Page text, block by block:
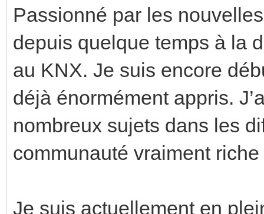
Passionné par les
depuis quelque temps à la
au KNX. Je suis encore
déjà énormément appris.
nombreux sujets dans les
communauté vraiment
Je suis actuellement en